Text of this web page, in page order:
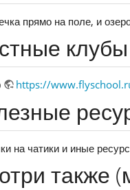
прямо на поле, и
клубы
https://
на чатики и иные
также